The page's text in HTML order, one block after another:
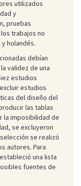
utilizados
y
pruebas
trabajos no
holandés.
debían
validez de una
estudios
estudios
del diseño del
las tablas
la imposibilidad de
se excluyeron
se realizó
autores. Para
una lista
fuentes de